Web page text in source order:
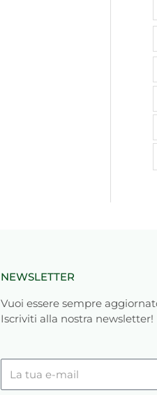
NEWSLETTER
Vuoi essere sempre
Iscriviti alla nostra newsletter!
tua